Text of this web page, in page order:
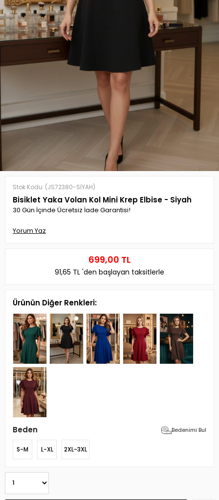
Stok Kodu (JS72380-SİYAH)
Bisiklet Yaka Volan Kol Mini Krep Elbise - Siyah
30 Gün İçinde Ücretsiz İade Garantisi!
Yorum Yaz
699,00 TL
91,65 TL 'den başlayan taksitlerle
Ürünün Diğer Renkleri:
Beden Bedenimi Bul
S-M L-XL 2XL-3XL